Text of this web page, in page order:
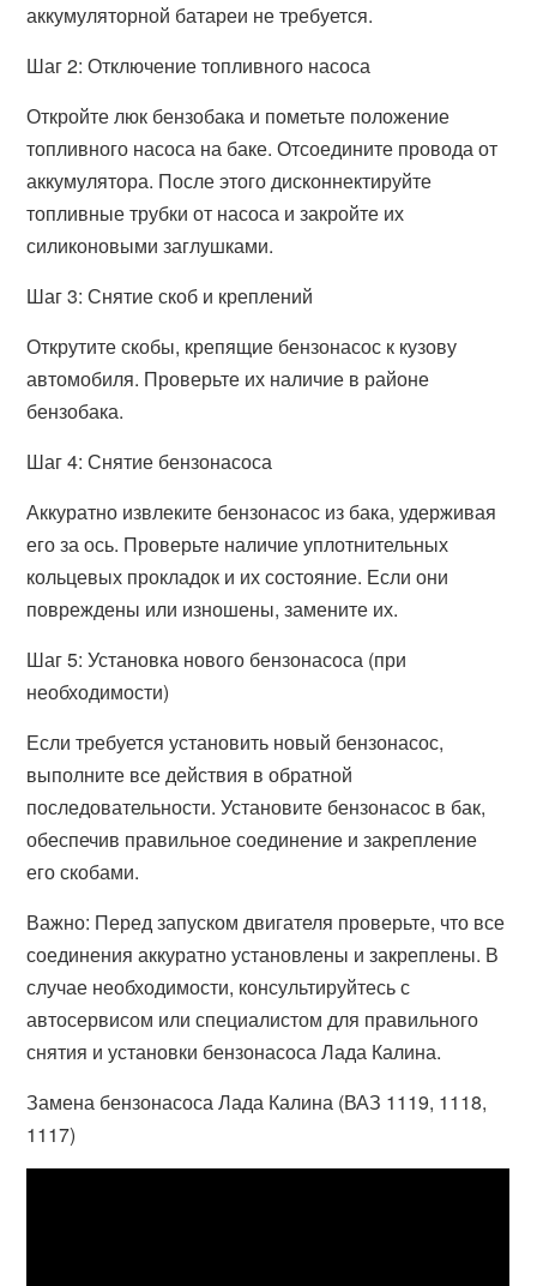
аккумуляторной батареи не требуется.
Шаг 2: Отключение топливного насоса
Откройте люк бензобака и пометьте положение
топливного насоса на баке. Отсоедините провода от
аккумулятора. После этого дисконнектируйте
топливные трубки от насоса и закройте их
силиконовыми заглушками.
Шаг 3: Снятие скоб и креплений
Открутите скобы, крепящие бензонасос к кузову
автомобиля. Проверьте их наличие в районе
бензобака.
Шаг 4: Снятие бензонасоса
Аккуратно извлеките бензонасос из бака, удерживая
его за ось. Проверьте наличие уплотнительных
кольцевых прокладок и их состояние. Если они
повреждены или изношены, замените их.
Шаг 5: Установка нового бензонасоса (при
необходимости)
Если требуется установить новый бензонасос,
выполните все действия в обратной
последовательности. Установите бензонасос в бак,
обеспечив правильное соединение и закрепление
его скобами.
Важно: Перед запуском двигателя проверьте, что все
соединения аккуратно установлены и закреплены. В
случае необходимости, консультируйтесь с
автосервисом или специалистом для правильного
снятия и установки бензонасоса Лада Калина.
Замена бензонасоса Лада Калина (ВАЗ 1119, 1118,
1117)